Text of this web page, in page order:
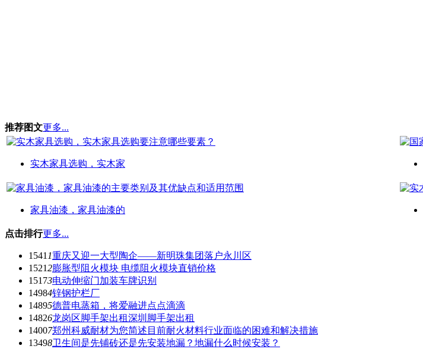
推荐图文更多...
实木家具选购，实木家
家具油漆，家具油漆的
点击排行更多...
1541 1重庆又迎一大型陶企——新明珠集团落户永川区
15212膨胀型阻火模块 电缆阻火模块直销价格
15173电动伸缩门加装车牌识别
14984锌钢护栏厂
14895德普电蒸箱，将爱融进点点滴滴
14826龙岗区脚手架出租深圳脚手架出租
14007郑州科威耐材为您简述目前耐火材料行业面临的困难和解决措施
13498卫生间是先铺砖还是先安装地漏？地漏什么时候安装？